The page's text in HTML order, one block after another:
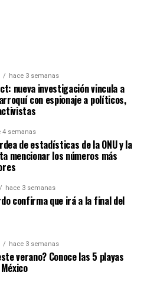
hace 3 semanas
nueva investigación vincula a
con espionaje a políticos,
4 semanas
de estadísticas de la ONU y la
mencionar los números más
hace 3 semanas
confirma que irá a la final del
hace 3 semanas
verano? Conoce las 5 playas